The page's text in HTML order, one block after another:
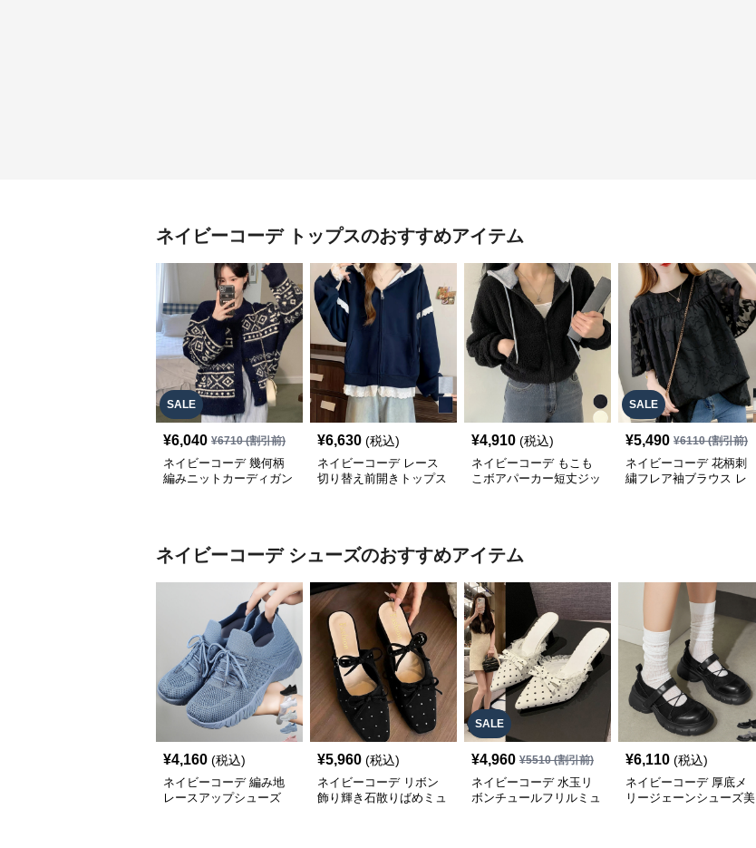
ネイビーコーデ トップスのおすすめアイテム
SALE
¥6,040 ¥6710(割引前)
ネイビーコーデ 幾何柄
編みニットカーディガン
¥6,630 (税込)
ネイビーコーデ レース
切り替え前開きトップス
¥4,910 (税込)
ネイビーコーデ もこも
こボアパーカー短丈ジッ
SALE
¥5,490 ¥6110(割引前)
ネイビーコーデ 花柄刺
繍フレア袖ブラウス レ
ネイビーコーデ シューズのおすすめアイテム
¥4,160 (税込)
ネイビーコーデ 編み地
レースアップシューズ
¥5,960 (税込)
ネイビーコーデ リボン
飾り輝き石散りばめミュ
SALE
¥4,960 ¥5510(割引前)
ネイビーコーデ 水玉リ
ボンチュールフリルミュ
¥6,110 (税込)
ネイビーコーデ 厚底メ
リージェーンシューズ美